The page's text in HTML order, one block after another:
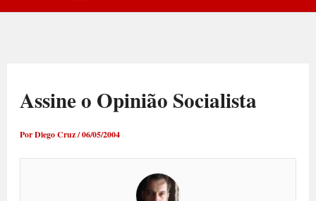
Assine o Opinião Socialista
PorDiego Cruz/06/05/2004